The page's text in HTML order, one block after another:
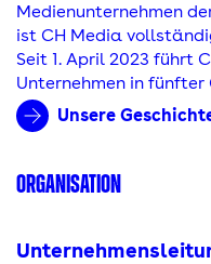
Medienunternehmen
ist CH Media
Seit 1. April 2023 führt
Unternehmen in fünfter
Unsere
ORGANISATION